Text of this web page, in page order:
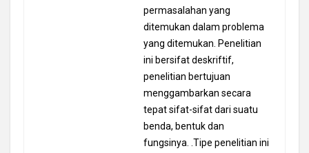
permasalahan yang
ditemukan dalam problema
yang ditemukan. Penelitian
ini bersifat deskriftif,
penelitian bertujuan
menggambarkan secara
tepat sifat-sifat dari suatu
benda, bentuk dan
fungsinya. .Tipe penelitian ini